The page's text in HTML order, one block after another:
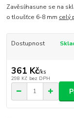
Zavěsí/nasune se na
o tloušťce 6-8 mm celý
Dostupnost
361 Kč/ks
298 Kč bez DPH